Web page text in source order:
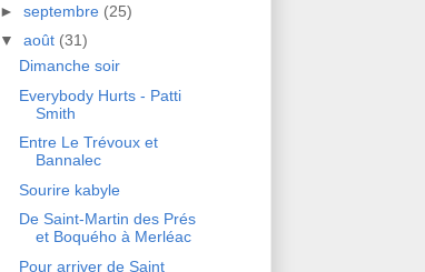
► septembre (25)
▼ août (31)
Dimanche soir
Everybody Hurts - Patti
Smith
Entre Le Trévoux et
Bannalec
Sourire kabyle
De Saint-Martin des Prés
et Boquého à Merléac
Pour arriver de Saint